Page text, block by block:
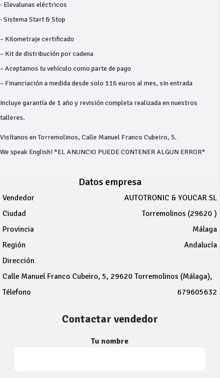
· Elevalunas eléctricos
· Sistema Start & Stop
– Kilometraje certificado
– Kit de distribución por cadena
– Aceptamos tu vehículo como parte de pago
– Financiación a medida desde solo 116 euros al mes, sin entrada
Incluye garantía de 1 año y revisión completa realizada en nuestros
talleres.
Visítanos en Torremolinos, Calle Manuel Franco Cubeiro, 5.
We speak English! *EL ANUNCIO PUEDE CONTENER ALGUN ERROR*
Datos empresa
Vendedor
AUTOTRONIC & YOUCAR SL
Ciudad
Torremolinos (29620 )
Provincia
Málaga
Región
Andalucía
Dirección
Calle Manuel Franco Cubeiro, 5, 29620 Torremolinos (Málaga),
Télefono
679605632
Contactar vendedor
Tu nombre